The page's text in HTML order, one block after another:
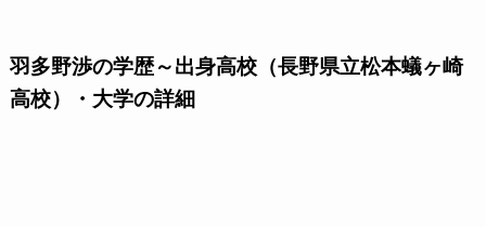
羽多野渉の学歴～出身高校（長野県立松本蟻ヶ崎
高校）・大学の詳細